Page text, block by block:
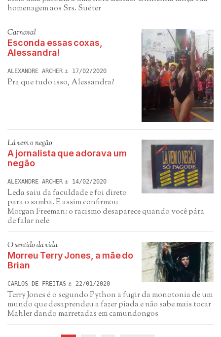
homenagem aos Srs. Suéter
Carnaval
Esconda essas coxas,
Alessandra!
ALEXANDRE ARCHER 17/02/2020
Pra que tudo isso, Alessandra?
Lá vem o negão
A jornalista que adorava um
negão
ALEXANDRE ARCHER 14/02/2020
Leda saiu da faculdade e foi direto
para o samba. E assim confirmou
Morgan Freeman: o racismo desaparece quando você pára
de falar nele
O sentido da vida
Morreu Terry Jones, a mãe do
Brian
CARLOS DE FREITAS 22/01/2020
Terry Jones é o segundo Python a fugir da monotonia de um
mundo que desaprendeu a fazer piada e não sabe mais tocar
Mahler dando marretadas em camundongos